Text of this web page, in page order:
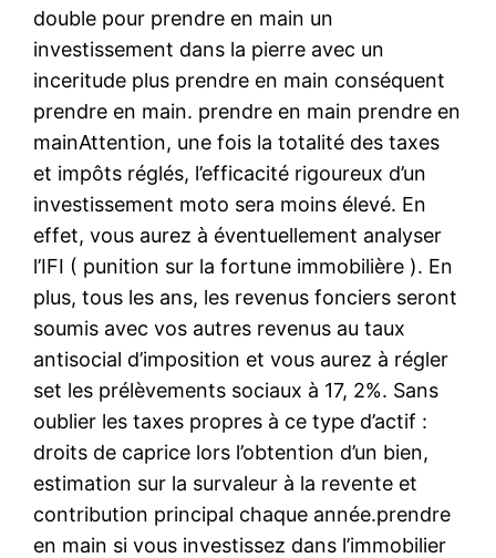
double pour prendre en main un
investissement dans la pierre avec un
inceritude plus prendre en main conséquent
prendre en main. prendre en main prendre en
mainAttention, une fois la totalité des taxes
et impôts réglés, l’efficacité rigoureux d’un
investissement moto sera moins élevé. En
effet, vous aurez à éventuellement analyser
l’IFI ( punition sur la fortune immobilière ). En
plus, tous les ans, les revenus fonciers seront
soumis avec vos autres revenus au taux
antisocial d’imposition et vous aurez à régler
set les prélèvements sociaux à 17, 2%. Sans
oublier les taxes propres à ce type d’actif :
droits de caprice lors l’obtention d’un bien,
estimation sur la survaleur à la revente et
contribution principal chaque année.prendre
en main si vous investissez dans l’immobilier